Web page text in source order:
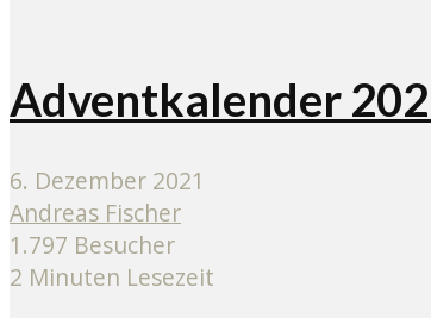
Adventkalender
6. Dezember 2021
Andreas Fischer
1.797 Besucher
2 Minuten Lesezeit